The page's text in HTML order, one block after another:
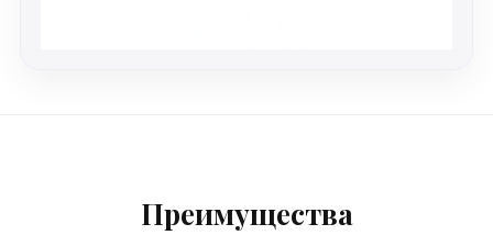
Преимущества